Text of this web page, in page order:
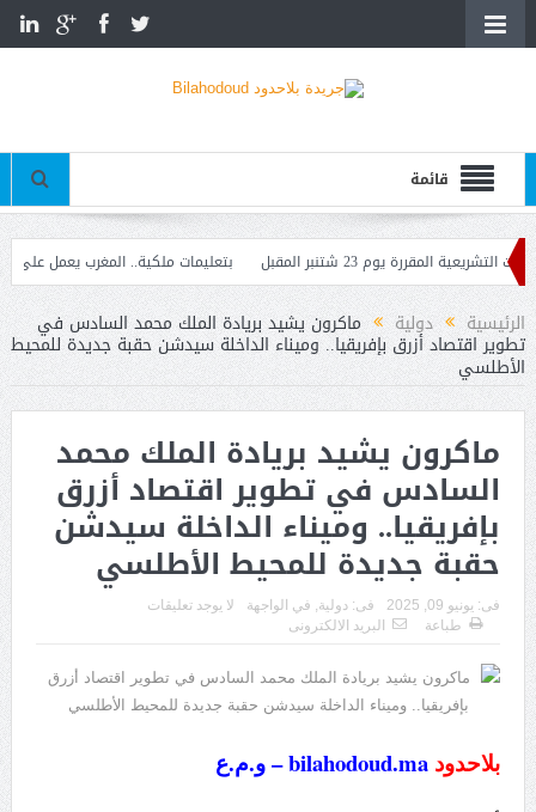
قائمة
يوم 23 شتنبر المقبل
بتعليمات ملكية.. المغرب يعمل على إعادة
البيضاء
الرئيسية دولية ماكرون يشيد بريادة الملك محمد السادس في
تطوير اقتصاد أزرق بإفريقيا.. وميناء الداخلة سيدشن حقبة جديدة للمحيط
الأطلسي
ماكرون يشيد بريادة الملك محمد
السادس في تطوير اقتصاد أزرق
بإفريقيا.. وميناء الداخلة سيدشن
حقبة جديدة للمحيط الأطلسي
فى: يونيو 09, 2025 فى: دولية, في الواجهة
لا يوجد تعليقات
طباعة
البريد الالكترونى
بلاحدود